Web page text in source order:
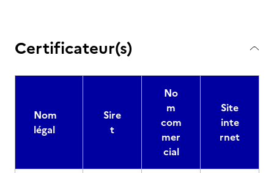
Certificateur(s)
Nom
légal
Sire
t
No
m
com
mer
cial
Site
inte
rnet